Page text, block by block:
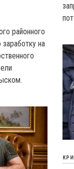
районного
на